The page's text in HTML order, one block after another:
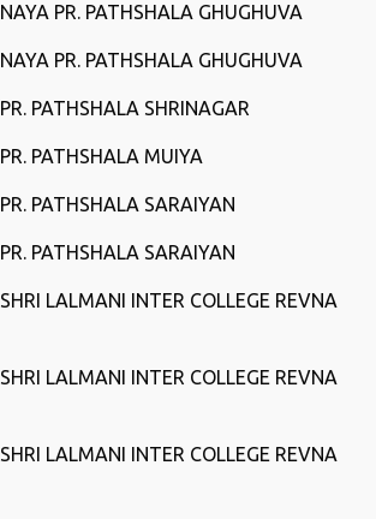
NAYA PR. PATHSHALA GHUGHUVA
NAYA PR. PATHSHALA GHUGHUVA
PR. PATHSHALA SHRINAGAR
PR. PATHSHALA MUIYA
PR. PATHSHALA SARAIYAN
PR. PATHSHALA SARAIYAN
SHRI LALMANI INTER COLLEGE REVNA
SHRI LALMANI INTER COLLEGE REVNA
SHRI LALMANI INTER COLLEGE REVNA